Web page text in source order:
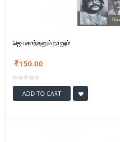
ஜெயகாந்தனும் நானும்
150.00
ADD TO CART